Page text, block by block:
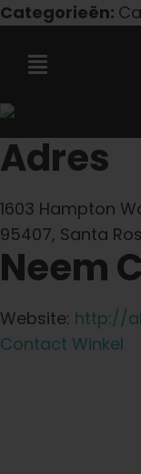
Overslaan
inhoud
Categorieën:
Navigatie
Marley-
Autoflower
Triploïde
Adres
1603 Hampton
95407, Santa
Neem
Website: http://
Contact Winkel